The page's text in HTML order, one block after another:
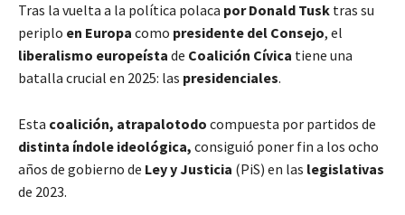
Tras la vuelta a la política polaca por Donald Tusk tras su
periplo en Europa como presidente del Consejo, el
liberalismo europeísta de Coalición Cívica tiene una
batalla crucial en 2025: las presidenciales.
Esta coalición, atrapalotodo compuesta por partidos de
distinta índole ideológica, consiguió poner fin a los ocho
años de gobierno de Ley y Justicia (PiS) en las legislativas
de 2023.